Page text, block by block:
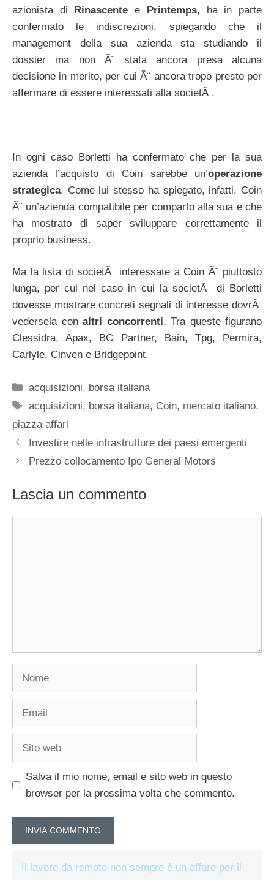
azionista di Rinascente e Printemps, ha in parte
confermato le indiscrezioni, spiegando che il
management della sua azienda sta studiando il
dossier ma non Ã¨ stata ancora presa alcuna
decisione in merito, per cui Ã¨ ancora tropo presto per
affermare di essere interessati alla societÃ .
In ogni caso Borletti ha confermato che per la sua
azienda l’acquisto di Coin sarebbe un’operazione
strategica. Come lui stesso ha spiegato, infatti, Coin
Ã¨ un’azienda compatibile per comparto alla sua e che
ha mostrato di saper sviluppare correttamente il
proprio business.
Ma la lista di societÃ interessate a Coin Ã¨ piuttosto
lunga, per cui nel caso in cui la societÃ di Borletti
dovesse mostrare concreti segnali di interesse dovrÃ
vedersela con altri concorrenti. Tra queste figurano
Clessidra, Apax, BC Partner, Bain, Tpg, Permira,
Carlyle, Cinven e Bridgepoint.
Categorie
acquisizioni, borsa italiana
Tag
acquisizioni, borsa italiana, Coin, mercato italiano,
piazza affari
Investire nelle infrastrutture dei paesi emergenti
Prezzo collocamento Ipo General Motors
Lascia un commento
Nome
Email
Sito
Salva il mio nome, email e sito web in questo
browser per la prossima volta che commento.
Il lavoro da remoto non sempre è un affare per il